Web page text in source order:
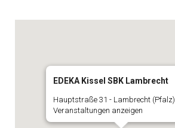
EDEKA Kissel SBK Lambrecht
Hauptstraße 31 - Lambrecht (Pfalz)
Veranstaltungen anzeigen